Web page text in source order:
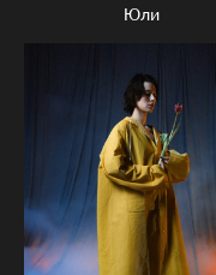
Юли